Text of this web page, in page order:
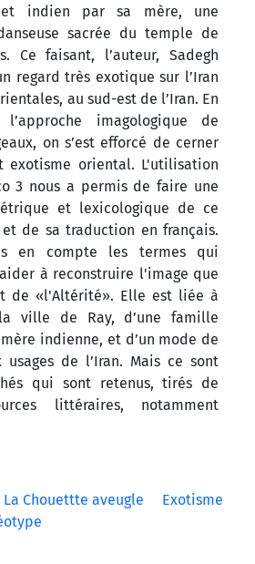
indien par sa mère, une
sacrée du temple de
Ce faisant, l’auteur, Sadegh
regard très exotique sur l’Iran
au sud-est de l’Iran. En
l’approche imagologique de
on s’est efforcé de cerner
exotisme oriental. L'utilisation
3 nous a permis de faire une
et lexicologique de ce
de sa traduction en français.
en compte les termes qui
à reconstruire l'image que
de «l'Altérité». Elle est liée à
ville de Ray, d’une famille
indienne, et d’un mode de
de l’Iran. Mais ce sont
qui sont retenus, tirés de
littéraires, notamment
La Chouettte aveugle
Exotisme